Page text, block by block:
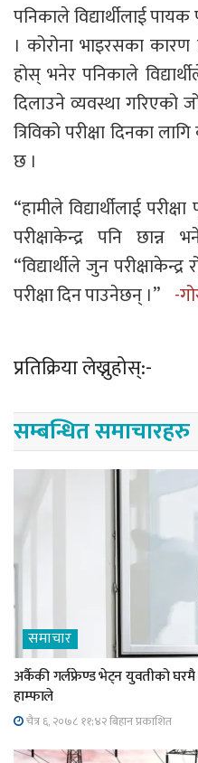
पनिकाले विद्यार्थीलाई
। कोरोना भाइरसका कारण
होस् भनेर पनिकाले
दिलाउने व्यवस्था गरिएको
त्रिविको परीक्षा दिनका
छ ।
“हामीले विद्यार्थीलाई
परीक्षाकेन्द्र पनि
“विद्यार्थीले जुन
परीक्षा दिन पाउनेछन् ।” -
प्रतिक्रिया लेख्नुहोस्:-
सम्बन्धित समाचारहरु
समाचार
अर्कैकी गर्लफ्रेण्ड भेट्न युवतीको
हाम्फाले
चैत्र ६, २०७८ ११;४२ बिहान प्रकाशित